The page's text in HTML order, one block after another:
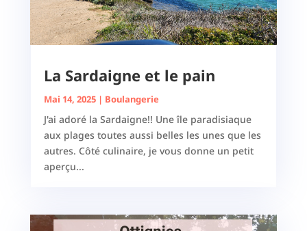
La Sardaigne et le pain
Mai 14, 2025| Boulangerie
J'ai adoré la Sardaigne!! Une île paradisiaque
aux plages toutes aussi belles les unes que les
autres. Côté culinaire, je vous donne un petit
aperçu...